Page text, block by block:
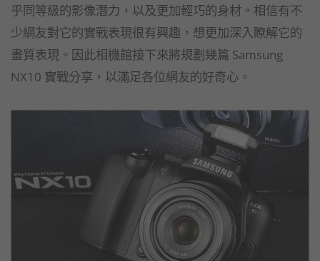
乎同等級的影像潛力，以及更加輕巧的身材。相信有不
少網友對它的實戰表現很有興趣，想更加深入瞭解它的
畫質表現。因此相機館接下來將規劃幾篇 Samsung
NX10 實戰分享，以滿足各位網友的好奇心。